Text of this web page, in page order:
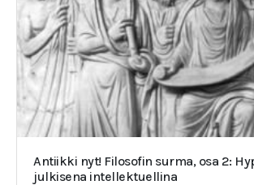
Antiikki nyt! Filosofin surma, osa 2:
julkisena intellektuellina